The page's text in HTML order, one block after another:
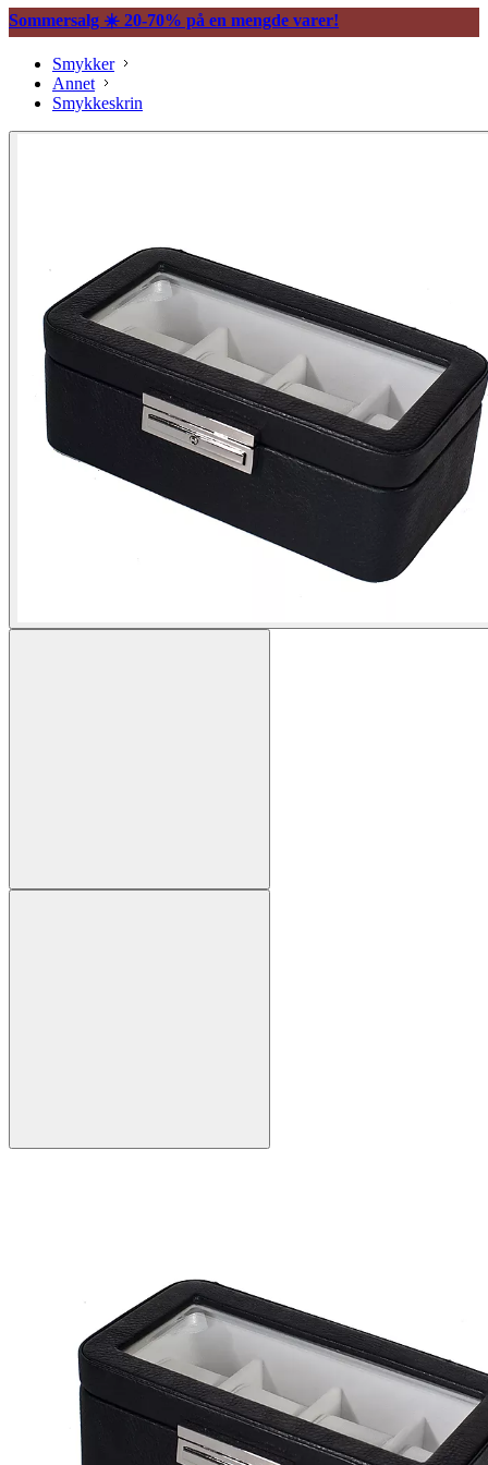
Sommersalg ☀️ 20-70% på en mengde varer!
Smykker
Annet
Smykkeskrin